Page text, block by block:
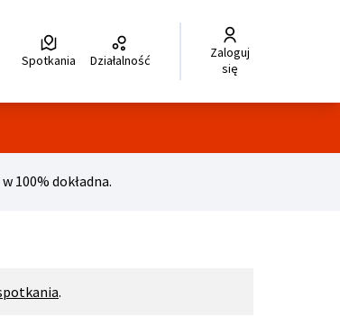
Choisir la langueWybierz język Dil seçinizزبان را انتخاب کنید Spotkania Działalność
Zaloguj
się
100% dokładna.
.